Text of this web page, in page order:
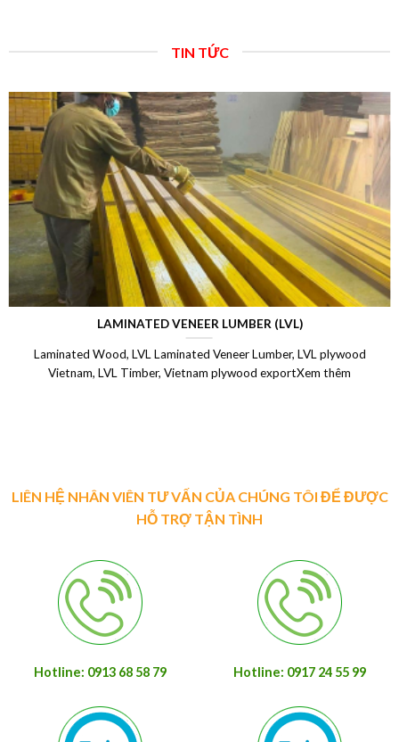
TIN TỨC
LAMINATED VENEER LUMBER (LVL)
Laminated Wood, LVL Laminated Veneer Lumber, LVL plywood
Vietnam, LVL Timber, Vietnam plywood exportXem thêm
LIÊN HỆ NHÂN VIÊN TƯ VẤN CỦA CHÚNG TÔI ĐỂ ĐƯỢC
HỖ TRỢ TẬN TÌNH
Hotline: 0913 68 58 79 Hotline: 0917 24 55 99